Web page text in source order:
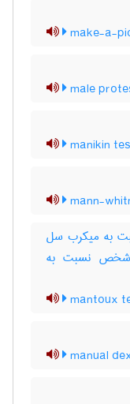
make-a-
male
manikin
mann-
به میکرب سل
نسبت به
mantoux
manual